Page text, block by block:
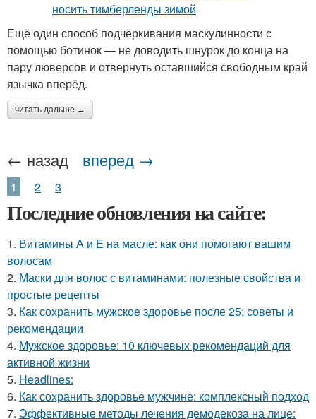
Ещё один способ подчёркивания маскулинности с
помощью ботинок — не доводить шнурок до конца на
пару люверсов и отвернуть оставшийся свободным край
язычка вперёд.
читать дальше →
← назад вперед →
1 2 3
Последние обновления на сайте:
1. Витамины А и Е на масле: как они помогают вашим
волосам
2. Маски для волос с витаминами: полезные свойства и
простые рецепты
3. Как сохранить мужское здоровье после 25: советы и
рекомендации
4. Мужское здоровье: 10 ключевых рекомендаций для
активной жизни
5. Headlines:
6. Как сохранить здоровье мужчине: комплексный подход
7. Эффективные методы лечения демодекоза на лице: